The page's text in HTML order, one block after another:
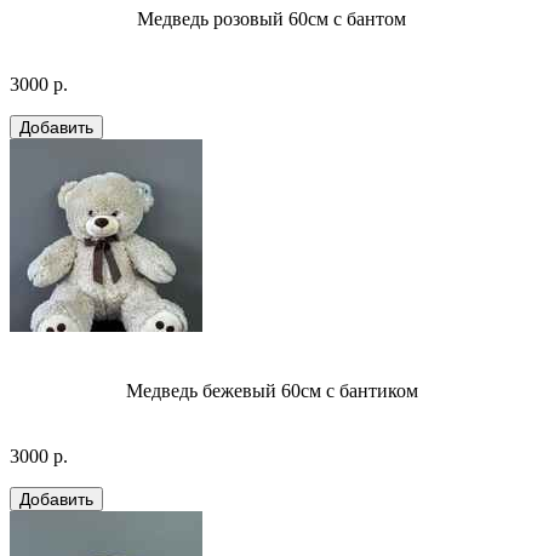
Медведь розовый 60см с бантом
3000 р.
Медведь бежевый 60см с бантиком
3000 р.